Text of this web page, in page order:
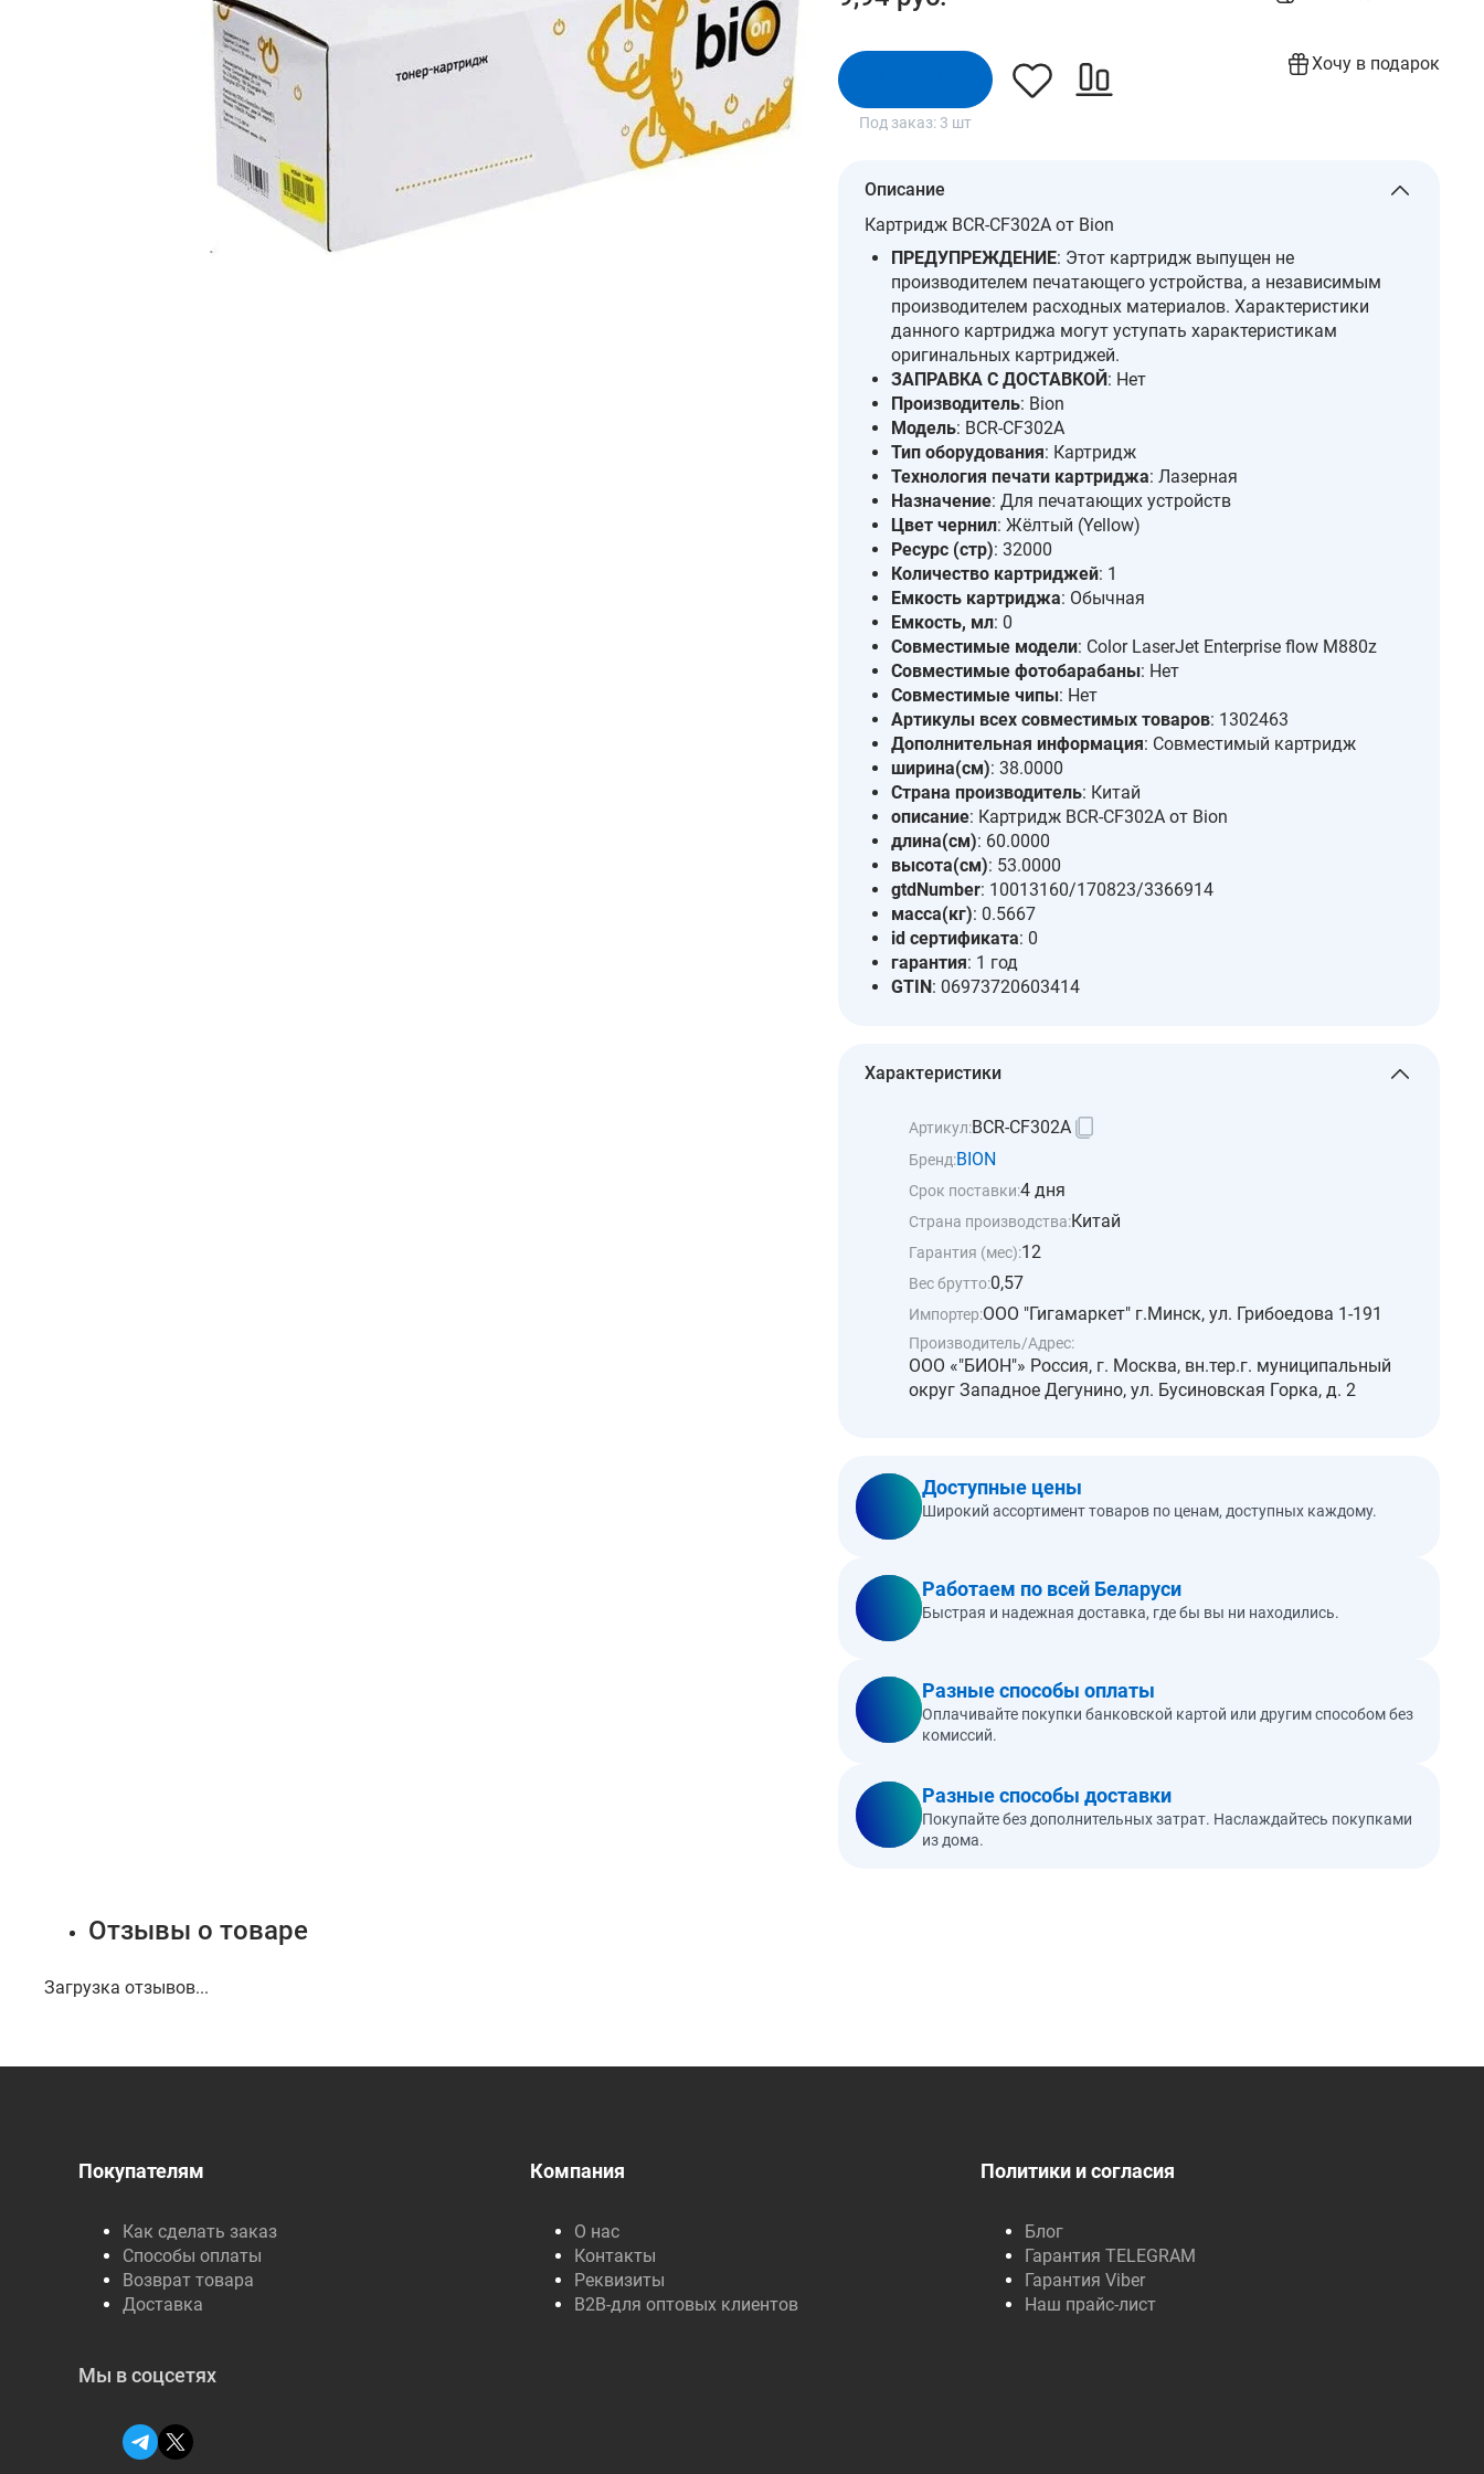
Под заказ: 3 шт
Хочу в подарок
Описание
Картридж BCR-CF302A от Bion
ПРЕДУПРЕЖДЕНИЕ: Этот картридж выпущен не
производителем печатающего устройства, а независимым
производителем расходных материалов. Характеристики
данного картриджа могут уступать характеристикам
оригинальных картриджей.
ЗАПРАВКА С ДОСТАВКОЙ: Нет
Производитель: Bion
Модель: BCR-CF302A
Тип оборудования: Картридж
Технология печати картриджа: Лазерная
Назначение: Для печатающих устройств
Цвет чернил: Жёлтый (Yellow)
Ресурс (стр): 32000
Количество картриджей: 1
Емкость картриджа: Обычная
Емкость, мл: 0
Совместимые модели: Color LaserJet Enterprise flow M880z
Совместимые фотобарабаны: Нет
Совместимые чипы: Нет
Артикулы всех совместимых товаров: 1302463
Дополнительная информация: Совместимый картридж
ширина(см): 38.0000
Страна производитель: Китай
описание: Картридж BCR-CF302A от Bion
длина(см): 60.0000
высота(см): 53.0000
gtdNumber: 10013160/170823/3366914
масса(кг): 0.5667
id сертификата: 0
гарантия: 1 год
GTIN: 06973720603414
Характеристики
Артикул:BCR-CF302A
Бренд:BION
Срок поставки:4 дня
Страна производства:Китай
Гарантия (мес):12
Вес брутто:0,57
Импортер:ООО "Гигамаркет" г.Минск, ул. Грибоедова 1-191
Производитель/Адрес:
ООО «"БИОН"» Россия, г. Москва, вн.тер.г. муниципальный
округ Западное Дегунино, ул. Бусиновская Горка, д. 2
Доступные цены
Широкий ассортимент товаров по ценам, доступных каждому.
Работаем по всей Беларуси
Быстрая и надежная доставка, где бы вы ни находились.
Разные способы оплаты
Оплачивайте покупки банковской картой или другим способом без
комиссий.
Разные способы доставки
Покупайте без дополнительных затрат. Наслаждайтесь покупками
из дома.
Отзывы о товаре
Загрузка отзывов...
Покупателям
Как сделать заказ
Способы оплаты
Возврат товара
Доставка
Компания
О нас
Контакты
Реквизиты
B2B-для оптовых клиентов
Политики и согласия
Блог
Гарантия TELEGRAM
Гарантия Viber
Наш прайс-лист
Мы в соцсетях